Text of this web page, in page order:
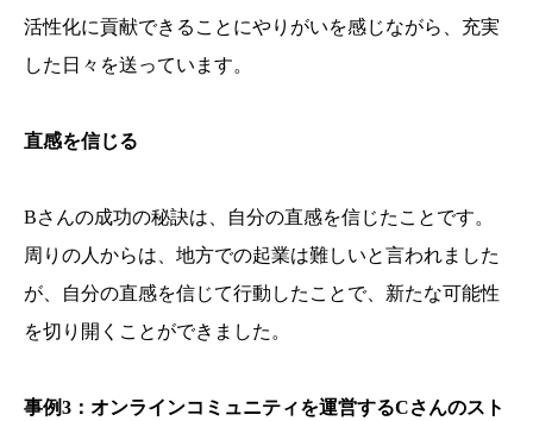
活性化に貢献できることにやりがいを感じながら、充実
した日々を送っています。
直感を信じる
Bさんの成功の秘訣は、自分の直感を信じたことです。
周りの人からは、地方での起業は難しいと言われました
が、自分の直感を信じて行動したことで、新たな可能性
を切り開くことができました。
事例3：オンラインコミュニティを運営するCさんのスト